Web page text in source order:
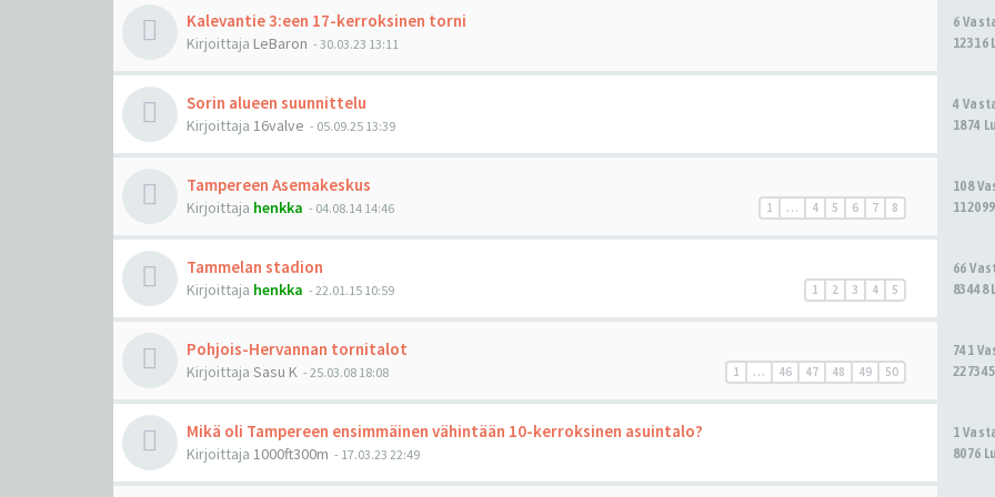
Kalevantie 3:een 17-kerroksinen torni
Kirjoittaja LeBaron - 30.03.23 13:11
6
Sorin alueen suunnittelu
Kirjoittaja 16valve - 05.09.25 13:39
4
1874
Tampereen Asemakeskus
1 … 4 5 6 7 8
Kirjoittaja henkka - 04.08.14 14:46
108
Tammelan stadion
1 2 3 4 5
Kirjoittaja henkka - 22.01.15 10:59
66
Pohjois-Hervannan tornitalot
1 … 46 47 48 49 50
Kirjoittaja Sasu K - 25.03.08 18:08
741
Mikä oli Tampereen ensimmäinen vähintään 10-kerroksinen asuintalo?
Kirjoittaja 1000ft300m - 17.03.23 22:49
1
8076